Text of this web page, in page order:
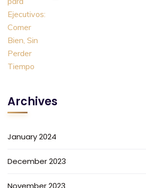
Archives
January 2024
December 2023
November 2023